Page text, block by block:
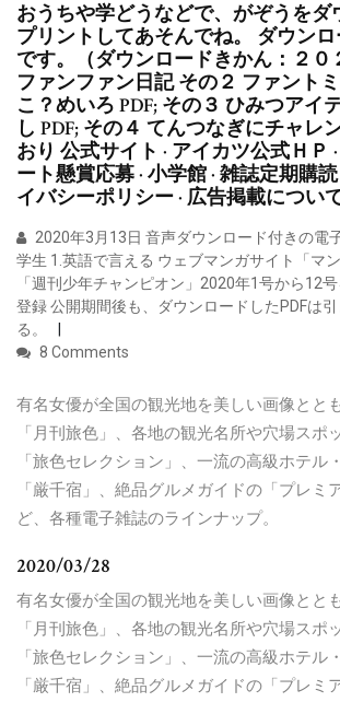
おうちや学どうなどで、がぞうをダ
プリントしてあそんでね。 ダウン
です。（ダウンロードきかん：２０
ファンファン日記 その２ ファント
こ？めいろ PDF; その３ ひみつアイ
し PDF; その４ てんつなぎにチャレ
おり 公式サイト · アイカツ公式ＨＰ
ート懸賞応募 · 小学館 · 雑誌定期購
イバシーポリシー · 広告掲載につい
2020年3月13日 音声ダウンロード付きの電
学生 1.英語で言える ウェブマンガサイト「マ
「週刊少年チャンピオン」2020年1号から12
登録 公開期間後も、ダウンロードしたPDFは
る。
8 Comments
有名女優が全国の観光地を美しい画像とと
「月刊旅色」、各地の観光名所や穴場スポ
「旅色セレクション」、一流の高級ホテル
「厳千宿」、絶品グルメガイドの「プレミ
ど、各種電子雑誌のラインナップ。
2020/03/28
有名女優が全国の観光地を美しい画像とと
「月刊旅色」、各地の観光名所や穴場スポ
「旅色セレクション」、一流の高級ホテル
「厳千宿」、絶品グルメガイドの「プレミ